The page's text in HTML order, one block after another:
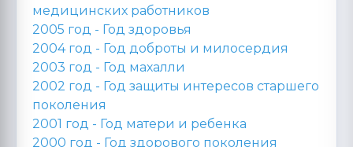
медицинских работников
2005 год - Год здоровья
2004 год - Год доброты и милосердия
2003 год - Год махалли
2002 год - Год защиты интересов старшего
поколения
2001 год - Год матери и ребенка
2000 год - Год здорового поколения